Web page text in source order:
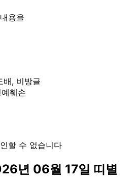
용을
배, 비방글
훼손
할 수 없습니다
년 06월 17일 띠별